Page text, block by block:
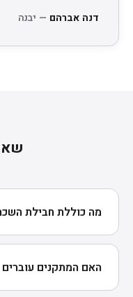
דנה אברהם — יבנה
מה כוללת חבילת
רכים ובטיחותיים.
האם המתקנים עוברים